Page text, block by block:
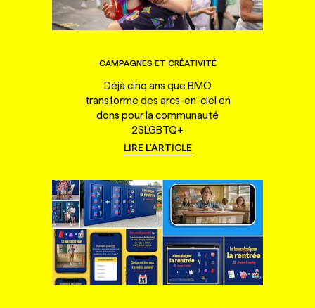
CAMPAGNES ET CRÉATIVITÉ
Déjà cinq ans que BMO
transforme des arcs-en-ciel en
dons pour la communauté
2SLGBTQ+
LIRE L'ARTICLE